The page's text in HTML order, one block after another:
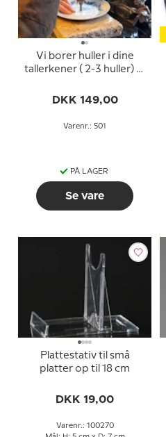
Vi borer huller i dine
tallerkener ( 2-3 huller) til
DKK 149,00
Varenr.: 501
PÅ LAGER
Se vare
Plattestativ til små
platter op til 18 cm
DKK 19,00
Varenr.: 100270